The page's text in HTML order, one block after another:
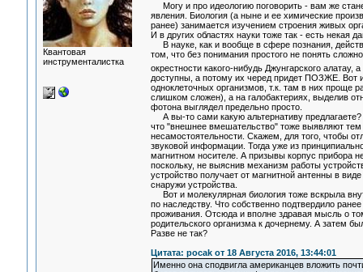
Квантовая
инструменталистка
Могу и про идеологию поговорить - вам же
явления. Биология (а ныне и ее химические
ранее) занимается изучением строения живых
И в других областях науки тоже так - есть некая
В науке, как и вообще в сфере познания,
том, что без понимания простого не понять
окрестности какого-нибудь Джунгарского
доступны, а потому их черед придет ПОЗЖЕ. Вот
одноклеточных организмов, т.к. там в них проще
слишком сложен), а на галобактериях, выделив
фотона выглядел предельно просто.
А вы-то сами какую альтернативу
что "внешнее вмешательство" тоже выявляют
несамостоятельности. Скажем, для того, чтобы
звуковой информации. Тогда уже из
магнитном носителе. А призывы корпус прибора
поскольку, не выяснив механизм работы
устройство получает от магнитной антенны в
снаружи устройства.
Вот и молекулярная биология тоже вскрыла
по наследству. Что собственно подтвердило
проживания. Отсюда и вполне здравая мысль о
родительского организма к дочернему. А затем
Разве не так?
Цитата: pocak от 18 Августа 2016, 13:44:01
Именно она сподвигла американцев вложить